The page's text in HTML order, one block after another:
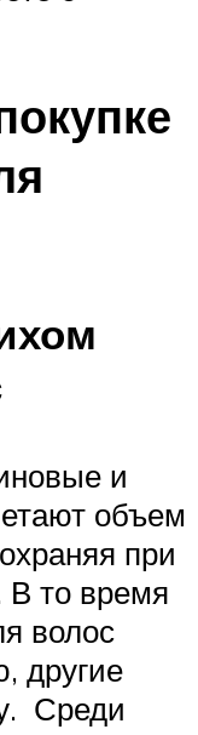
и
объем
при
В то время
волос
другие
Среди